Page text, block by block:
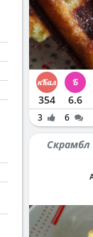
354 6.6
3 6